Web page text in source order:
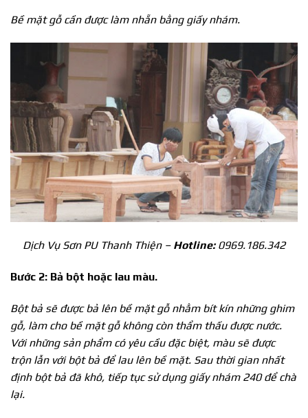
Bề mặt gỗ cần được làm nhẵn bằng giấy nhám.
Dịch Vụ Sơn PU Thanh Thiện – Hotline:0969.186.342
Bước 2: Bả bột hoặc lau màu.
Bột bả sẽ được bả lên bề mặt gỗ nhằm bít kín những ghim
gỗ, làm cho bề mặt gỗ không còn thẩm thấu được nước.
Với những sản phẩm có yêu cầu đặc biệt, màu sẽ được
trộn lẫn với bột bả để lau lên bề mặt. Sau thời gian nhất
định bột bả đã khô, tiếp tục sử dụng giấy nhám 240 để chà
lại.